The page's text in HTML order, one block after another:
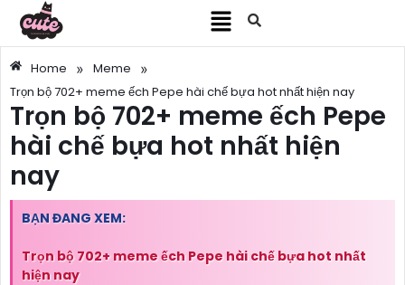
Home » Meme »
Trọn bộ 702+ meme ếch Pepe hài chế bựa hot nhất hiện nay
Trọn bộ 702+ meme ếch Pepe
hài chế bựa hot nhất hiện
nay
BẠN ĐANG XEM:
Trọn bộ 702+ meme ếch Pepe hài chế bựa hot nhất
hiện nay